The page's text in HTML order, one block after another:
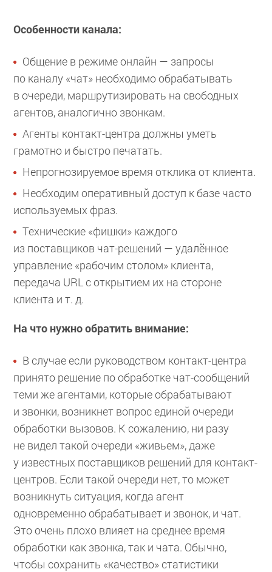
Особенности канала:
Общение в режиме онлайн — запросы
по каналу «чат» необходимо обрабатывать
в очереди, маршрутизировать на свободных
агентов, аналогично звонкам.
Агенты контакт-центра должны уметь
грамотно и быстро печатать.
Непрогнозируемое время отклика от клиента.
Необходим оперативный доступ к базе часто
используемых фраз.
Технические «фишки» каждого
из поставщиков чат-решений — удалённое
управление «рабочим столом» клиента,
передача URL с открытием их на стороне
клиента и т. д.
На что нужно обратить внимание:
В случае если руководством контакт-центра
принято решение по обработке чат-сообщений
теми же агентами, которые обрабатывают
и звонки, возникнет вопрос единой очереди
обработки вызовов. К сожалению, ни разу
не видел такой очереди «живьем», даже
у известных поставщиков решений для контакт-
центров. Если такой очереди нет, то может
возникнуть ситуация, когда агент
одновременно обрабатывает и звонок, и чат.
Это очень плохо влияет на среднее время
обработки как звонка, так и чата. Обычно,
чтобы сохранить «качество» статистики